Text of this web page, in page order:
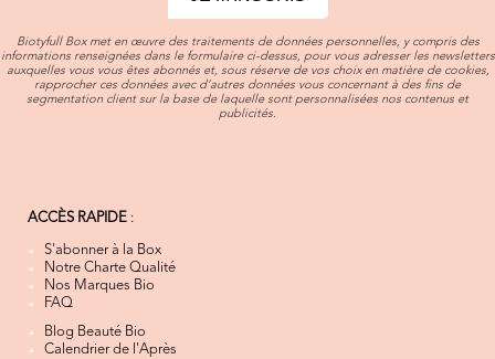
Biotyfull Box met en œuvre des traitements de données personnelles, y compris des
informations renseignées dans le formulaire ci-dessus, pour vous adresser les newsletters
auxquelles vous vous êtes abonnés et, sous réserve de vos choix en matière de cookies,
rapprocher ces données avec d’autres données vous concernant à des fins de
segmentation client sur la base de laquelle sont personnalisées nos contenus et
publicités.
ACCÈS RAPIDE :
S'abonner à la Box
Notre Charte Qualité
Nos Marques Bio
FAQ
Blog Beauté Bio
Calendrier de l'Après